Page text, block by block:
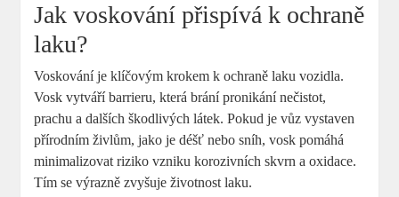
Jak voskování přispívá k ochraně
laku?
Voskování je klíčovým krokem k ochraně laku vozidla.
Vosk vytváří barrieru, která brání pronikání nečistot,
prachu a dalších škodlivých látek. Pokud je vůz vystaven
přírodním živlům, jako je déšť nebo sníh, vosk pomáhá
minimalizovat riziko vzniku korozivních skvrn a oxidace.
Tím se výrazně zvyšuje životnost laku.